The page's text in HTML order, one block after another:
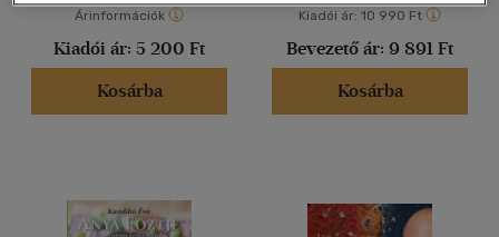
Vélemény szerint
Árinformációk
Kiadói ár: 5 200 Ft
Kosárba
Kiadói ár: 10 990 Ft
Bevezető ár: 9 891 Ft
Kosárba